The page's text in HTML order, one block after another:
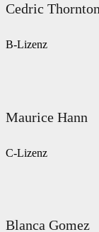
Cedric Thornton
B-Lizenz
Maurice Hann
C-Lizenz
Blanca Gomez